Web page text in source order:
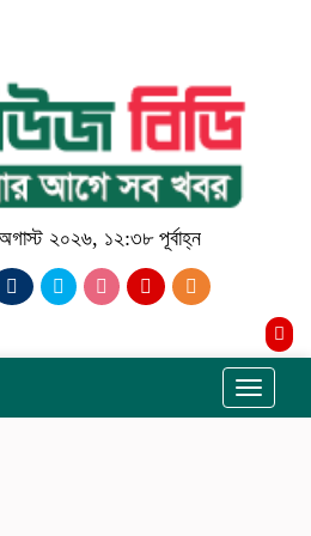
২০২৬, ১২:৩৮ পূর্বাহ্ন
Toggle